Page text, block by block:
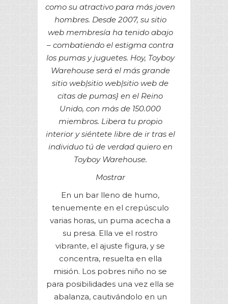
como su atractivo para más joven
hombres. Desde 2007, su sitio
web membresía ha tenido abajo
– combatiendo el estigma contra
los pumas y juguetes. Hoy, Toyboy
Warehouse será el más grande
sitio web|sitio web|sitio web de
citas de pumas} en el Reino
Unido, con más de 150.000
miembros. Libera tu propio
interior y siéntete libre de ir tras el
individuo tú de verdad quiero en
Toyboy Warehouse.
Mostrar
En un bar lleno de humo,
tenuemente en el crepúsculo
varias horas, un puma acecha a
su presa. Ella ve el rostro
vibrante, el ajuste figura, y se
concentra, resuelta en ella
misión. Los pobres niño no se
para posibilidades una vez ella se
abalanza, cautivándolo en un